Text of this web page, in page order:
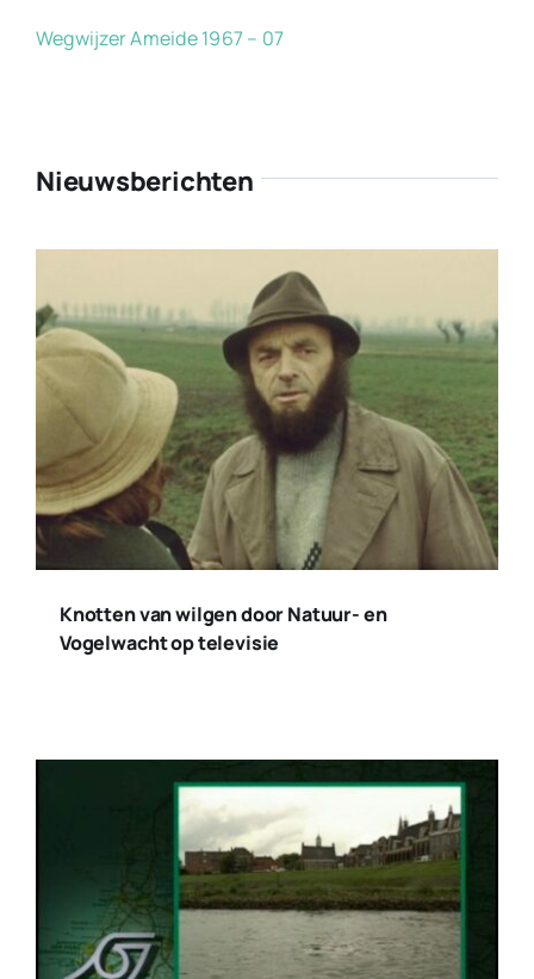
Wegwijzer Ameide 1967 – 07
Nieuwsberichten
Knotten van wilgen door Natuur- en
Vogelwacht op televisie